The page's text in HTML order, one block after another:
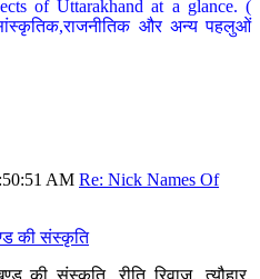
of Uttarakhand at a glance. (
और अन्य पहलुओं
AM Re: Nick Names Of
की संस्कृति